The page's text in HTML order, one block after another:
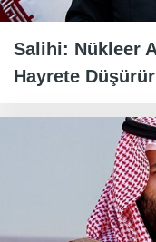
Salihi: Nükleer
Hayrete